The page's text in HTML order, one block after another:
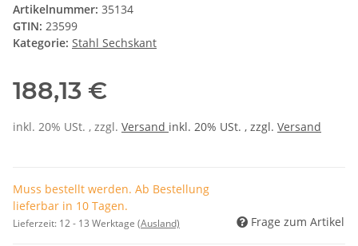
Artikelnummer: 35134
GTIN: 23599
Kategorie: Stahl Sechskant
188,13 €
inkl. 20% USt. , zzgl. Versand inkl. 20% USt. , zzgl. Versand
Muss bestellt werden. Ab Bestellung
lieferbar in 10 Tagen.
Lieferzeit: 12 - 13 Werktage (Ausland) Frage zum Artikel